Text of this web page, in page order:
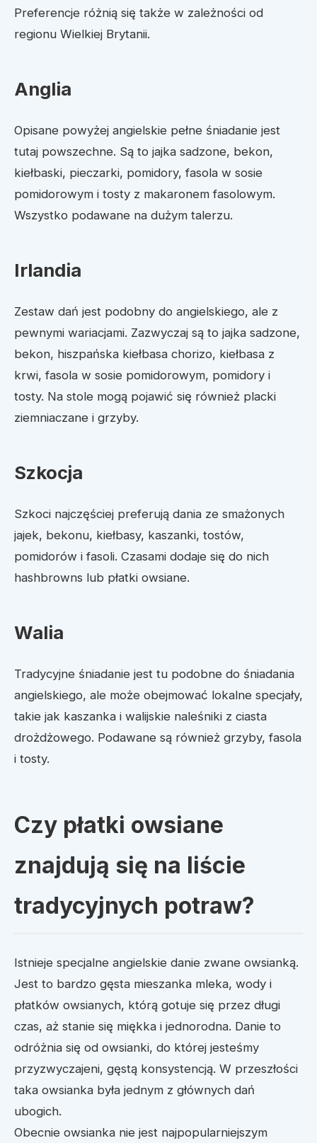
Preferencje różnią się także w zależności od
regionu Wielkiej Brytanii.
Anglia
Opisane powyżej angielskie pełne śniadanie jest
tutaj powszechne. Są to jajka sadzone, bekon,
kiełbaski, pieczarki, pomidory, fasola w sosie
pomidorowym i tosty z makaronem fasolowym.
Wszystko podawane na dużym talerzu.
Irlandia
Zestaw dań jest podobny do angielskiego, ale z
pewnymi wariacjami. Zazwyczaj są to jajka sadzone,
bekon, hiszpańska kiełbasa chorizo, kiełbasa z
krwi, fasola w sosie pomidorowym, pomidory i
tosty. Na stole mogą pojawić się również placki
ziemniaczane i grzyby.
Szkocja
Szkoci najczęściej preferują dania ze smażonych
jajek, bekonu, kiełbasy, kaszanki, tostów,
pomidorów i fasoli. Czasami dodaje się do nich
hashbrowns lub płatki owsiane.
Walia
Tradycyjne śniadanie jest tu podobne do śniadania
angielskiego, ale może obejmować lokalne specjały,
takie jak kaszanka i walijskie naleśniki z ciasta
drożdżowego. Podawane są również grzyby, fasola
i tosty.
Czy płatki owsiane
znajdują się na liście
tradycyjnych potraw?
Istnieje specjalne angielskie danie zwane owsianką.
Jest to bardzo gęsta mieszanka mleka, wody i
płatków owsianych, którą gotuje się przez długi
czas, aż stanie się miękka i jednorodna. Danie to
odróżnia się od owsianki, do której jesteśmy
przyzwyczajeni, gęstą konsystencją. W przeszłości
taka owsianka była jednym z głównych dań
ubogich.
Obecnie owsianka nie jest najpopularniejszym